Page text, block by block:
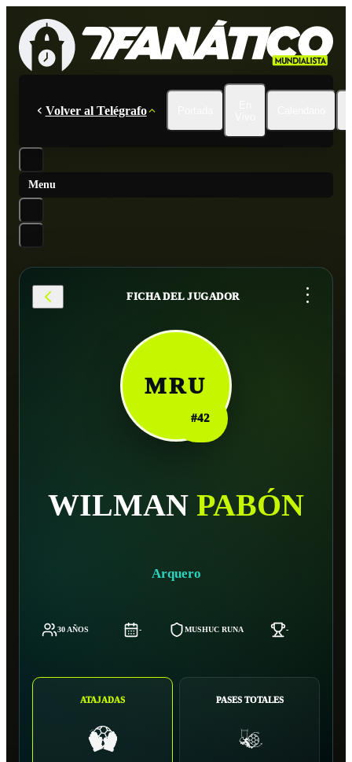
Volver al Telégrafo
Menu
FICHA DEL JUGADOR ...
MRU
#42
WILMAN PABÓN
Arquero
30 AÑOS - MUSHUC RUNA -
ATAJADAS PASES TOTALES